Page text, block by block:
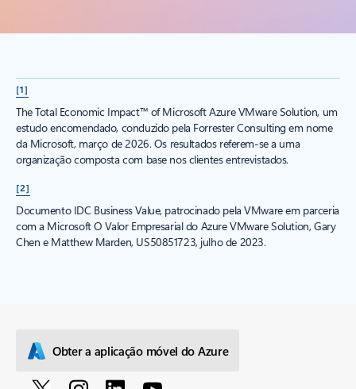
[1]
The Total Economic Impact™ of Microsoft Azure VMware Solution, um
estudo encomendado, conduzido pela Forrester Consulting em nome
da Microsoft, março de 2026. Os resultados referem-se a uma
organização composta com base nos clientes entrevistados.
[2]
Documento IDC Business Value, patrocinado pela VMware em parceria
com a Microsoft O Valor Empresarial do Azure VMware Solution, Gary
Chen e Matthew Marden, US50851723, julho de 2023.
Obter a aplicação móvel do Azure